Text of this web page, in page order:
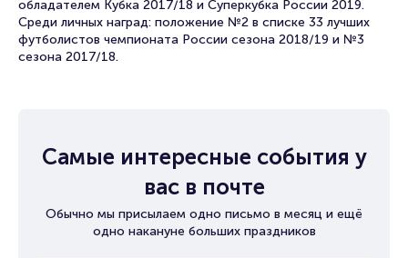
обладателем Кубка 2017/18 и Суперкубка России 2019.
Среди личных наград: положение №2 в списке 33 лучших
футболистов чемпионата России сезона 2018/19 и №3
сезона 2017/18.
Самые интересные события у
вас в почте
Обычно мы присылаем одно письмо в месяц и ещё
одно накануне больших праздников